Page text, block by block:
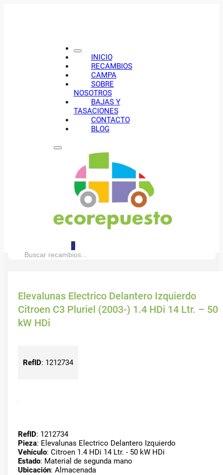
INICIO
RECAMBIOS
CAMPA
SOBRE
NOSOTROS
BAJAS Y
TASACIONES
CONTACTO
BLOG
0
Buscar:
Elevalunas Electrico Delantero Izquierdo
Citroen C3 Pluriel (2003-) 1.4 HDi 14 Ltr. – 50
kW HDi
RefID: 1212734
RefID: 1212734
Pieza: Elevalunas Electrico Delantero Izquierdo
Vehículo: Citroen 1.4 HDi 14 Ltr. - 50 kW HDi
Estado: Material de segunda mano
Ubicación: Almacenada